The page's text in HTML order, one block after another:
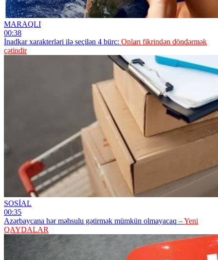
MARAQLI
00:38
İnadkar xarakterləri ilə seçilən 4 bürc: Onları fikrindən döndərmək
çətindir
SOSİAL
00:35
Azərbaycana hər məhsulu gətirmək mümkün olmayacaq –Yeni
QAYDALAR